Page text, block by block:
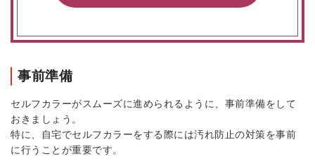
事前準備
セルフカラーがスムーズに進められるように、事前準備をして
おきましょう。
特に、自宅でセルフカラーをする際には汚れ防止の対策を事前
に行うことが重要です。